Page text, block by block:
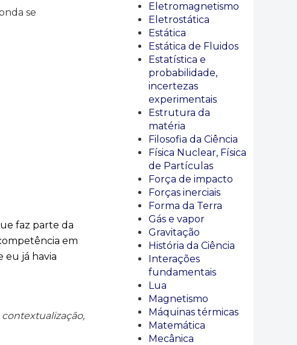
se
faz parte da
em
eu já havia
Eletromagnetismo
Eletrostática
Estática
Estática de Fluidos
Estatística e
probabilidade,
incertezas
experimentais
Estrutura da
matéria
Filosofia da Ciência
Física Nuclear, Física
de Partículas
Força de impacto
Forças inerciais
Forma da Terra
Gás e vapor
Gravitação
História da Ciência
Interações
fundamentais
Lua
Magnetismo
Máquinas térmicas
Matemática
Mecânica